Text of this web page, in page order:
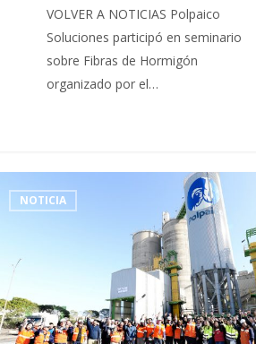
VOLVER A NOTICIAS Polpaico
Soluciones participó en seminario
sobre Fibras de Hormigón
organizado por el…
NOTICIA